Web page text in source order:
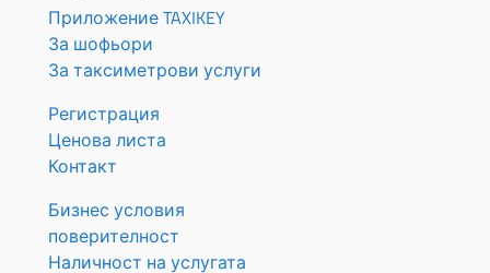
Приложение TAXIKEY
За шофьори
За таксиметрови услуги
Регистрация
Ценова листа
Контакт
Бизнес условия
поверителност
Наличност на услугата